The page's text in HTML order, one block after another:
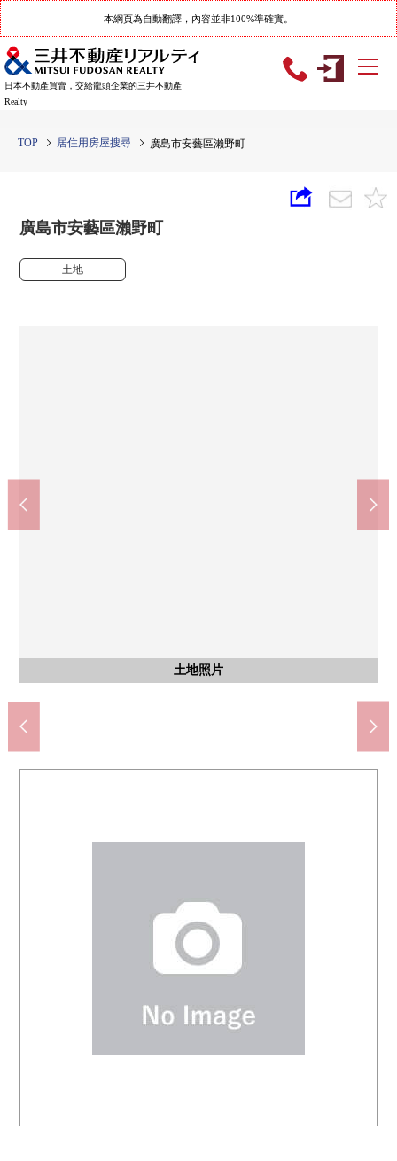
本網頁為自動翻譯，內容並非100%準確實。
日本不動產買賣，交給龍頭企業的三井不動產
Realty
TOP 居住用房屋搜尋 廣島市安藝區瀨野町
廣島市安藝區瀨野町
土地
土地照片
土地照片
含有前面道路的外觀
土地照片
土地照片
瀨野小學(約3900m)
瀨野川東中學(約3600m)
JR瀨野站(約3700m)
Sky軌道綠口站(約3700m)
超市表演The(約3300m)
Sky軌道綠中央站(約2100m)
立石第5公園(約210m)
立石第6公園(約180m)